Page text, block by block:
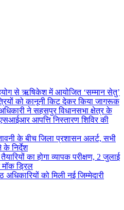
से ऋषिकेश में आयोजित ‘सम्मान सेतु’
को कानूनी किट देकर किया जागरूक
अधिकारी ने सहसपुर विधानसभा क्षेत्र के
आपत्ति निस्तारण शिविर की
के बीच जिला प्रशासन अलर्ट, सभी
के निर्देश
का होगा व्यापक परीक्षण, 2 जुलाई
ड्रिल
अधिकारियों को मिली नई जिम्मेदारी